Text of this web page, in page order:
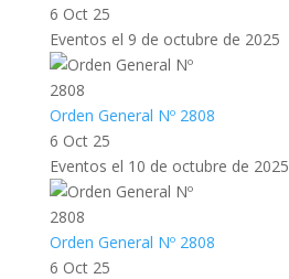
6 Oct 25
Eventos el 9 de octubre de 2025
Orden General Nº 2808
6 Oct 25
Eventos el 10 de octubre de 2025
Orden General Nº 2808
6 Oct 25